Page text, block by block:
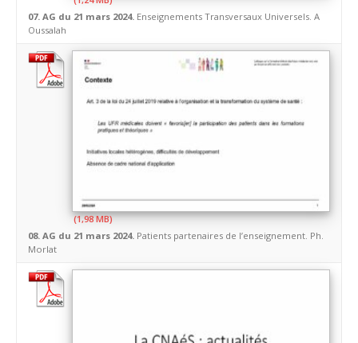
07. AG du 21 mars 2024. Enseignements Transversaux Universels. A
Oussalah
08. AG du 21 mars 2024. Patients partenaires de l’enseignement. Ph.
Morlat